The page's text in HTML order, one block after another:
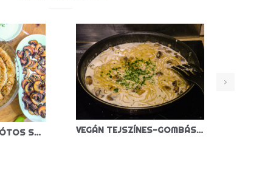
KÁPOSZTÁS-SPENÓTOS SPANAKOPITA VEGÁN TEJSZÍNES-GOMBÁS TÉSZTA